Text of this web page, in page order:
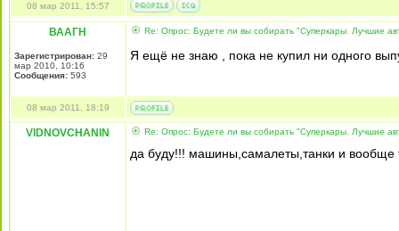
08 мар 2011, 15:57
ВААГН
Зарегистрирован: 29
мар 2010, 10:16
Сообщения: 593
Re: Опрос: Будете ли вы собирать "Суперкары. Лучшие
Я ещё не знаю , пока не купил ни одного
08 мар 2011, 18:19
VIDNOVCHANIN Re: Опрос: Будете ли вы собирать "Суперкары. Лучшие
да буду!!! машины,самалеты,танки и вообще